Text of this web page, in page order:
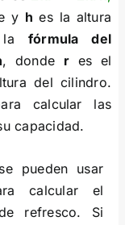
y h es la altura
la fórmula del
, donde r es el
del cilindro.
calcular las
capacidad.
pueden usar
calcular el
refresco. Si